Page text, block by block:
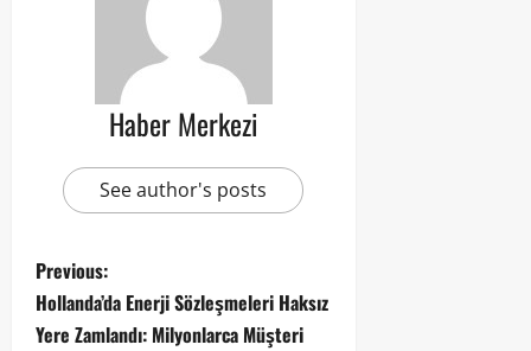
Haber Merkezi
See author's posts
Previous:
Hollanda’da Enerji Sözleşmeleri Haksız
Yere Zamlandı: Milyonlarca Müşteri